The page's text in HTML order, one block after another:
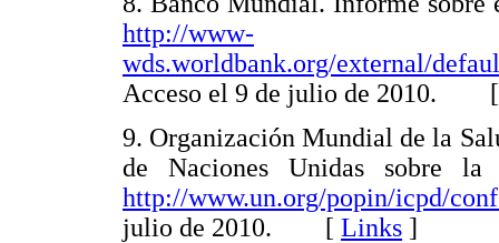
http://www-
wds.worldbank.org/external/
Acceso el 9 de julio de 2010.
9. Organización Mundial de la
de Naciones Unidas sobre
http://www.un.org/popin/icpd/
julio de 2010. [ Links ]